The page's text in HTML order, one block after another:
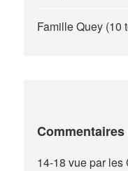
Famille Quey (10
14-18 vue par les